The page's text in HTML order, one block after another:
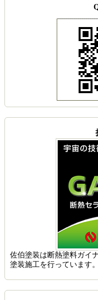
佐伯塗装は断熱塗料ガイ
塗装施工を行っています。